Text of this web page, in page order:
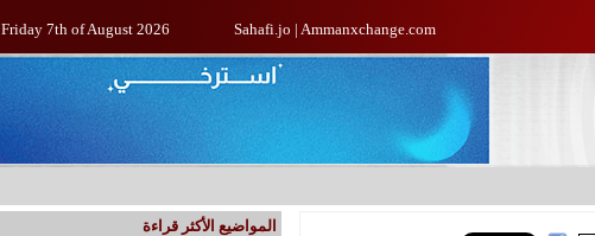
Friday 7th of August 2026 Sahafi.jo | Ammanxchange.com
المواضيع الأكثر قراءة